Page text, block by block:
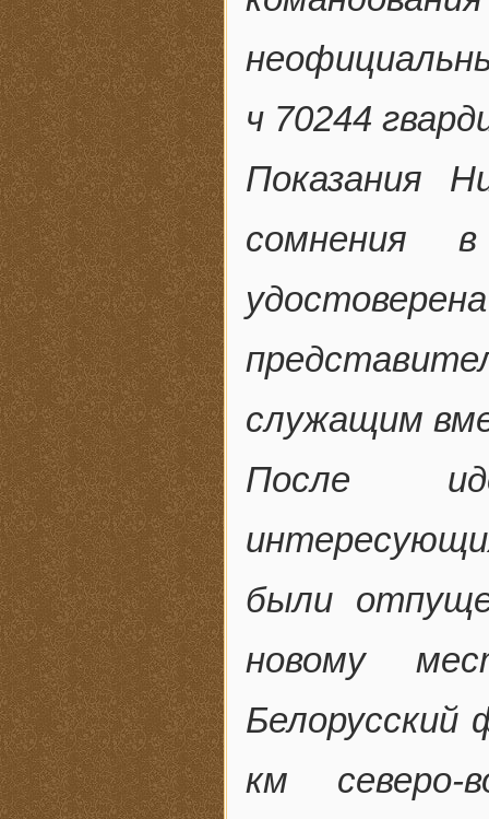
ч 70244
Показания
сомнения
служащим
После
были
новому
Белорусский
км северо-